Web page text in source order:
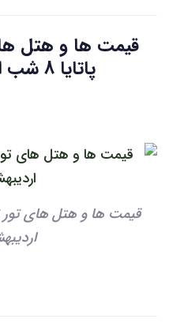
قیمت ها و هتل
پاتایا 8 شب اردیبهشت 1403